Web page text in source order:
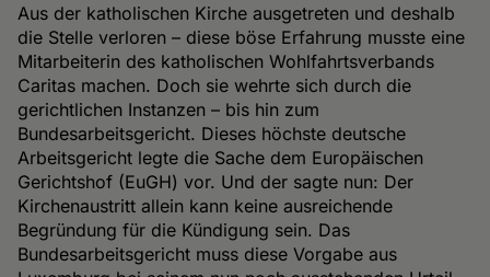
Aus der katholischen Kirche ausgetreten und deshalb
die Stelle verloren – diese böse Erfahrung musste eine
Mitarbeiterin des katholischen Wohlfahrtsverbands
Caritas machen. Doch sie wehrte sich durch die
gerichtlichen Instanzen – bis hin zum
Bundesarbeitsgericht. Dieses höchste deutsche
Arbeitsgericht legte die Sache dem Europäischen
Gerichtshof (EuGH) vor. Und der sagte nun: Der
Kirchenaustritt allein kann keine ausreichende
Begründung für die Kündigung sein. Das
Bundesarbeitsgericht muss diese Vorgabe aus